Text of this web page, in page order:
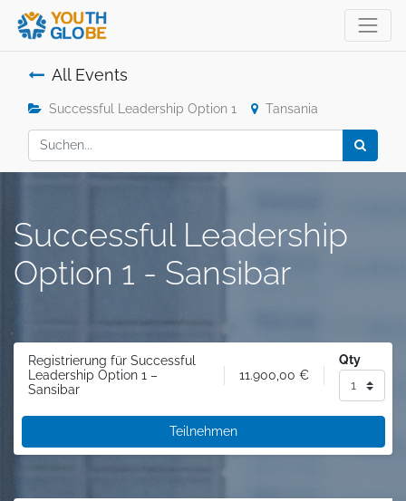
All Events
Successful Leadership Option 1 Tansania
Successful Leadership
Option 1 - Sansibar
Registrierung für Successful
Leadership Option 1 –
Sansibar
11.900,00 €
Qty
Teilnehmen